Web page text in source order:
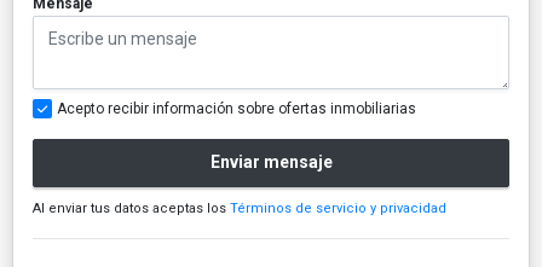
Mensaje
Acepto recibir información sobre ofertas inmobiliarias
Enviar mensaje
Al enviar tus datos aceptas los Términos de servicio y privacidad